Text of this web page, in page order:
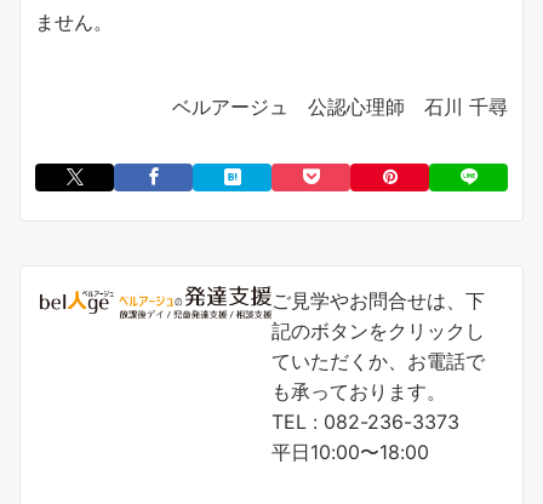
ません。
ベルアージュ 公認心理師 石川 千尋
ご見学やお問合せは、下
記のボタンをクリックし
ていただくか、お電話で
も承っております。
TEL : 082-236-3373
平日10:00〜18:00